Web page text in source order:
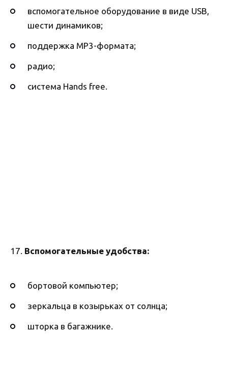
вспомогательное оборудование в виде USB,
шести динамиков;
поддержка MP3-формата;
радио;
система Hands free.
17. Вспомогательные удобства:
бортовой компьютер;
зеркальца в козырьках от солнца;
шторка в багажнике.